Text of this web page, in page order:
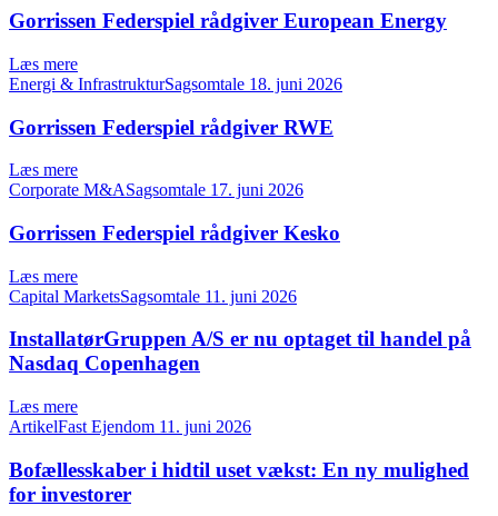
Gorrissen Federspiel rådgiver European Energy
Læs mere
Energi & InfrastrukturSagsomtale 18. juni 2026
Gorrissen Federspiel rådgiver RWE
Læs mere
Corporate M&ASagsomtale 17. juni 2026
Gorrissen Federspiel rådgiver Kesko
Læs mere
Capital MarketsSagsomtale 11. juni 2026
InstallatørGruppen A/S er nu optaget til handel på
Nasdaq Copenhagen
Læs mere
ArtikelFast Ejendom 11. juni 2026
Bofællesskaber i hidtil uset vækst: En ny mulighed
for investorer